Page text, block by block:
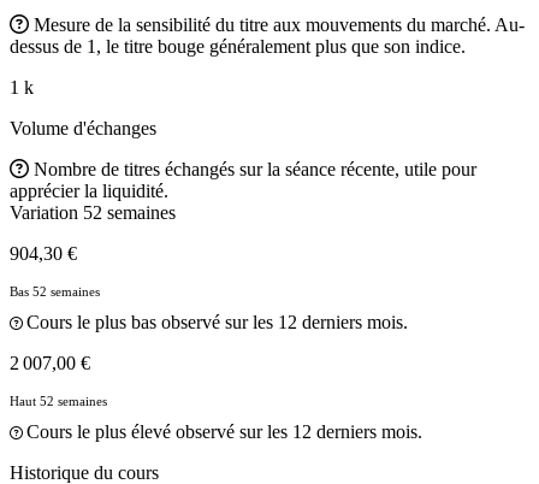
Mesure de la sensibilité du titre aux mouvements du marché. Au-
dessus de 1, le titre bouge généralement plus que son indice.
1 k
Volume d'échanges
Nombre de titres échangés sur la séance récente, utile pour
apprécier la liquidité.
Variation 52 semaines
904,30 €
Bas 52 semaines
Cours le plus bas observé sur les 12 derniers mois.
2 007,00 €
Haut 52 semaines
Cours le plus élevé observé sur les 12 derniers mois.
Historique du cours